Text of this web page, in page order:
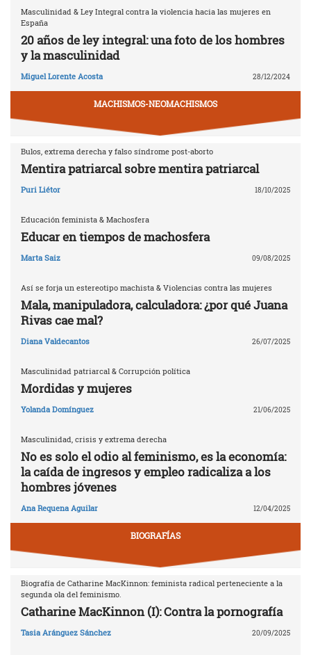
Masculinidad & Ley Integral contra la violencia hacia las mujeres en
España
20 años de ley integral: una foto de los hombres
y la masculinidad
Miguel Lorente Acosta 28/12/2024
MACHISMOS-NEOMACHISMOS
Bulos, extrema derecha y falso síndrome post-aborto
Mentira patriarcal sobre mentira patriarcal
Puri Liétor 18/10/2025
Educación feminista & Machosfera
Educar en tiempos de machosfera
Marta Saiz 09/08/2025
Así se forja un estereotipo machista & Violencias contra las mujeres
Mala, manipuladora, calculadora: ¿por qué Juana
Rivas cae mal?
Diana Valdecantos 26/07/2025
Masculinidad patriarcal & Corrupción política
Mordidas y mujeres
Yolanda Domínguez 21/06/2025
Masculinidad, crisis y extrema derecha
No es solo el odio al feminismo, es la economía:
la caída de ingresos y empleo radicaliza a los
hombres jóvenes
Ana Requena Aguilar 12/04/2025
BIOGRAFÍAS
Biografía de Catharine MacKinnon: feminista radical perteneciente a la
segunda ola del feminismo.
Catharine MacKinnon (I): Contra la pornografía
Tasia Aránguez Sánchez 20/09/2025